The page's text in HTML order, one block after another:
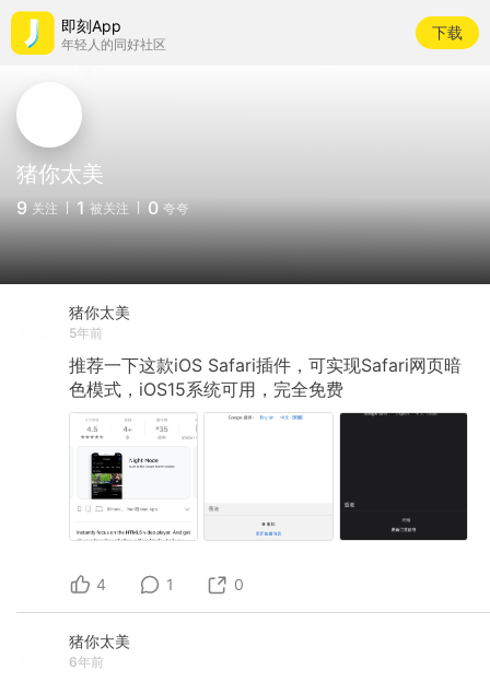
即刻App
年轻人的同好社区
下载
猪你太美
9 关注 1 被关注 0 夸夸
猪你太美
5年前
推荐一下这款iOS Safari插件，可实现Safari网页暗
色模式，iOS15系统可用，完全免费
4 1 0
猪你太美
6年前